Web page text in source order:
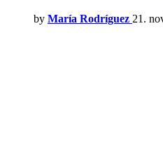
by María Rodríguez 21.